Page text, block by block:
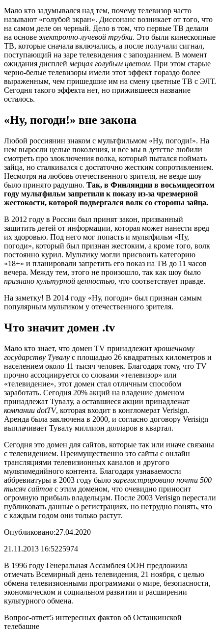
Мало кто задумывался над тем, почему телевизор часто
называют «голубой экран». Диссонанс возникает от того, что
на самом деле он черный. Дело в том, что первые ТВ делали
на основе электронно-лучевой трубки. Это были кинескопные
ТВ, которые сначала включались, а после получали сигнал,
поступающий на заре телевидения с запозданием. В момент
ожидания дисплей мерцал голубым цветом. При этом старые
черно-белые телевизоры имели этот эффект гораздо более
выраженным, чем пришедшие им на смену цветные ТВ с ЭЛТ.
Сегодня такого эффекта нет, но прижившееся название
осталось.
«Ну, погоди!» вне закона
Любой россиянин знаком с мультфильмом «Ну, погоди!». На
нем выросли целые поколения, и все мы в детстве любили
смотреть про злоключения волка, который пытался поймать
зайца, но сталкивался с достаточно жестким сопротивлением.
Несмотря на любовь отечественного зрителя, не везде шоу
было принято радушно. Так, в Финляндии в восьмидесятом
году мультфильм запретили к показу из-за чрезмерной
жестокости, которой подвергался волк со стороны зайца.
В 2012 году в России был принят закон, призванный
защитить детей от информации, которая может нанести вред
их здоровью. Под него мог попасть и мультфильм «Ну,
погоди», который был признан жестоким, а кроме того, волк
постоянно курил. Мультику могли присвоить категорию
«18+» и планировали запретить его показ на ТВ до 11 часов
вечера. Между тем, этого не произошло, так как шоу было
признано культурной ценностью, что соответствует правде.
На заметку! В 2014 году «Ну, погоди» был признан самым
популярным мультиком у отечественного зрителя.
Что значит домен .tv
Мало кто знает, что домен TV принадлежит крошечному
государству Тувалу с площадью 26 квадратных километров и
населением около 11 тысяч человек. Благодаря тому, что TV
прочно ассоциируется со словами «телевизор» или
«телевидение», этот домен стал отличным способом
заработать. Сегодня 20% акций на владение доменом
принадлежат Тувалу, а оставшиеся акции принадлежат
компании dotTV, которая входит в конгломерат Verisign.
Аренда была заключена в 2000, и согласно договору Verisign
выплачивает Тувалу миллион долларов в квартал.
Сегодня это домен для сайтов, которые так или иначе связаны
с телевидением. Преимущественно это сайты с онлайн
трансляциями телевизионных каналов и другого
мультимедийного контента. Благодаря узнаваемости
аббревиатуры в 2003 году былозарегистрировано почти 500
тысяч сайтов с этим доменом, что очевидно приносит
огромную прибыль владельцам. После 2003 Verisign перестали
публиковать данные о регистрациях, но нетрудно понять, что
с каждым годом они только растут.
Опубликовано:27.04.2020
21.11.2013 16:5225974
В 1996 году Генеральная Ассамблея ООН предложила
отмечать Всемирный день телевидения, 21 ноября, с целью
обмена телевизионными программами о мире, безопасности,
экономическом и социальном развитии и расширении
культурного обмена.
Вопрос-ответ5 интересных фактов об Останкинской
телебашне